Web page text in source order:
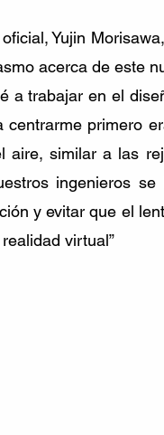
Yujin
acerca de este
a trabajar en el
centrarme primero
aire, similar a las
ingenieros
y evitar que el
virtual”